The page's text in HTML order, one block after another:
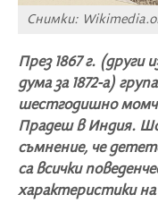
Снимки:
През 1867 г.
дума за 1872-а)
шестгодишно
Прадеш в Индия.
съмнение, че
са всички
характеристики